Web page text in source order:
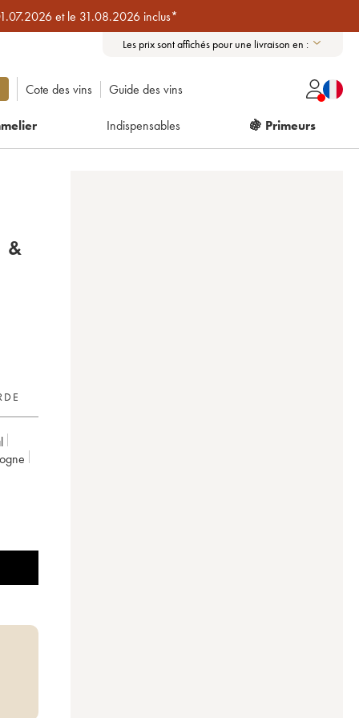
et le 31.08.2026 inclus*
Les prix sont affichés pour une livraison en :
Cote des vins Guide des vins
Indispensables 🍇 Primeurs
&